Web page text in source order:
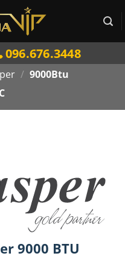
096.676.3448
/ 9000Btu
9000 BTU